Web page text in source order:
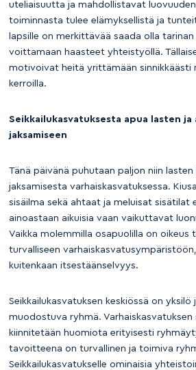
uteliaisuutta ja mahdollistavat
toiminnasta tulee elämyksellistä ja
lapsille on merkittävää saada olla
voittamaan haasteet yhteistyöllä.
motivoivat heitä yrittämään sinnikkäästi
kerroilla.
Seikkailukasvatuksesta apua lasten
jaksamiseen
Tänä päivänä puhutaan paljon niin
jaksamisesta varhaiskasvatuksessa.
sisäilma sekä ahtaat ja meluisat sisätilat
ainoastaan aikuisia vaan vaikuttavat
Vaikka molemmilla osapuolilla on oikeus
turvalliseen
kuitenkaan itsestäänselvyys.
Seikkailukasvatuksen keskiössä on yksilö
muodostuva ryhmä. Varhaiskasvatuksen
kiinnitetään huomiota erityisesti
tavoitteena on turvallinen ja toimiva
Seikkailukasvatukselle ominaisia